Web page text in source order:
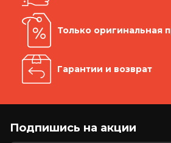
Только оригинальная
Гарантии и возврат
Подпишись на акции